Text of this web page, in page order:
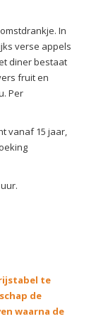
In
verse appels
diner bestaat
fruit en
Per
vanaf 15 jaar,
te
de
waarna de